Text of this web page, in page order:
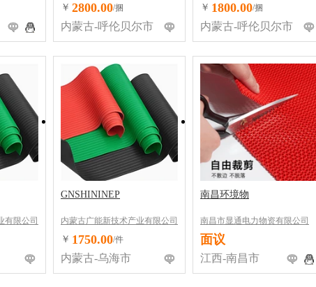
￥ 2800.00/捆
内蒙古-呼伦贝尔市
￥ 1800.00/捆
内蒙古-呼伦贝尔市
有限公司
GNSHININEP
内蒙古广能新技术产业有限公司
￥ 1750.00/件
内蒙古-乌海市
南昌环境物
南昌市显通电力物资有限公司
面议
江西-南昌市